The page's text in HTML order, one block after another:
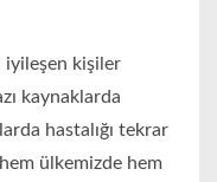
iyileşen kişiler
kaynaklarda
hastalığı tekrar
ülkemizde hem